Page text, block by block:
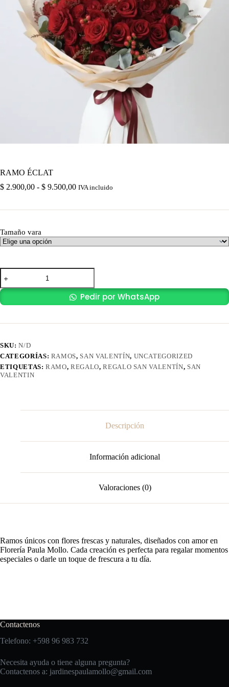
RAMO ÉCLAT
$ 2.900,00 - $ 9.500,00Rango
IVA incluido
Tamaño vara
RAMO
ÉCLAT
cantidad
Pedir por WhatsApp
SKU:N/D
CATEGORÍAS: RAMOS, SAN VALENTÍN, UNCATEGORIZED
ETIQUETAS:RAMO,REGALO,REGALO SAN VALENTÍN, SAN
VALENTIN
Descripción
Información adicional
Valoraciones (0)
Ramos únicos con flores frescas y naturales, diseñados con amor en
Florería Paula Mollo. Cada creación es perfecta para regalar momentos
especiales o darle un toque de frescura a tu día.
Contactenos
Telefono: +598 96 983 732
Necesita ayuda o tiene alguna pregunta?
Contactenos a: jardinespaulamollo@gmail.com